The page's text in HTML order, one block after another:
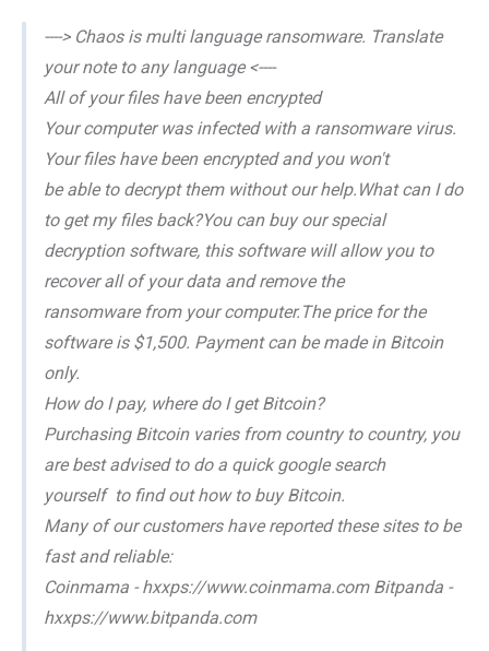
----> Chaos is multi language ransomware. Translate
your note to any language <----
All of your files have been encrypted
Your computer was infected with a ransomware virus.
Your files have been encrypted and you won't
be able to decrypt them without our help.What can I do
to get my files back?You can buy our special
decryption software, this software will allow you to
recover all of your data and remove the
ransomware from your computer.The price for the
software is $1,500. Payment can be made in Bitcoin
only.
How do I pay, where do I get Bitcoin?
Purchasing Bitcoin varies from country to country, you
are best advised to do a quick google search
yourself to find out how to buy Bitcoin.
Many of our customers have reported these sites to be
fast and reliable:
Coinmama - hxxps://www.coinmama.com Bitpanda -
hxxps://www.bitpanda.com